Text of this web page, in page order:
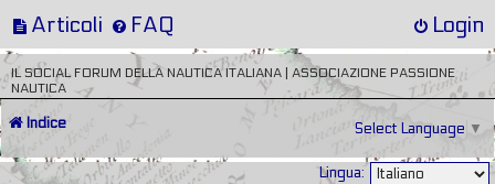
Articoli FAQ Login
IL SOCIAL FORUM DELLA NAUTICA ITALIANA | ASSOCIAZIONE PASSIONE
NAUTICA
Indice Select Language ▼
Lingua: